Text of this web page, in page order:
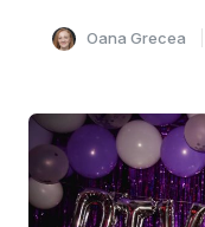
Oana Grecea